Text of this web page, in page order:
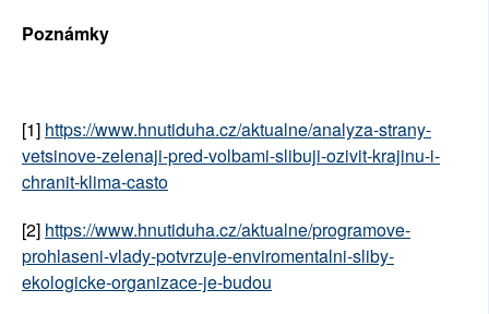
Poznámky
[1] https://www.hnutiduha.cz/aktualne/analyza-strany-
vetsinove-zelenaji-pred-volbami-slibuji-ozivit-krajinu-i-
chranit-klima-casto
[2] https://www.hnutiduha.cz/aktualne/programove-
prohlaseni-vlady-potvrzuje-enviromentalni-sliby-
ekologicke-organizace-je-budou